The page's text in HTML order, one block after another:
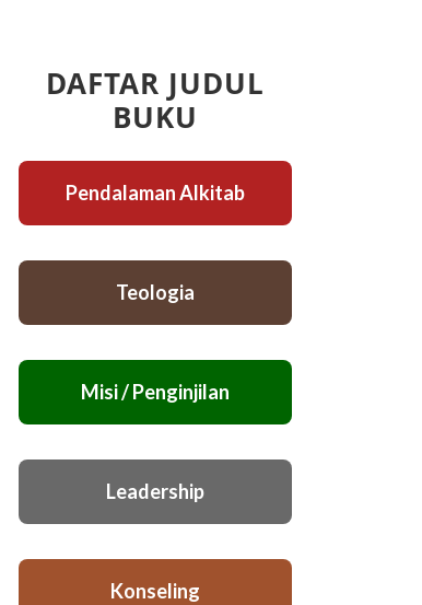
DAFTAR JUDUL
BUKU
Pendalaman Alkitab
Teologia
Misi / Penginjilan
Leadership
Konseling